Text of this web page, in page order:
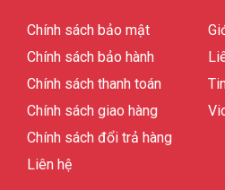
Chính sách bảo mật
Chính sách bảo hành
Chính sách thanh toán
Chính sách giao hàng
Chính sách đổi trả hàng
Liên hệ